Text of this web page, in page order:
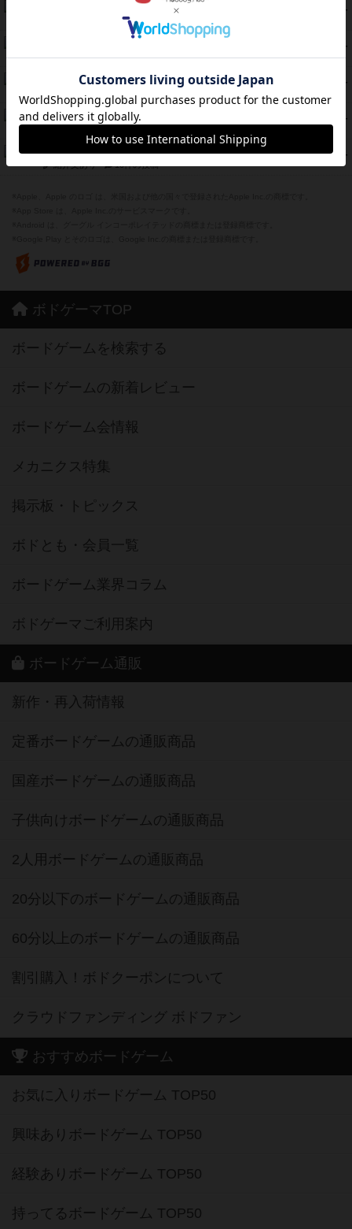
PT
エコーズ・オブ・タイム
8件の投稿
PT
紹介文あり 12件の投稿
PT
PT
Bitter End ブタペスト救出作戦
42 PT
ドコジャン
紹介文あり 10件の投稿
ボドゲーマTOP
ボードゲームを検索する
ボードゲームの新着レビュー
ボードゲーム会情報
メカニクス特集
掲示板・トピックス
ボドとも・会員一覧
ボードゲーム業界コラム
ボドゲーマご利用案内
ボードゲーム通販
新作・再入荷情報
定番ボードゲームの通販商品
国産ボードゲームの通販商品
子供向けボードゲームの通販商品
2人用ボードゲームの通販商品
20分以下のボードゲームの通販商品
60分以上のボードゲームの通販商品
割引購入！ボドクーポンについて
クラウドファンディング ボドファン
おすすめボードゲーム
お気に入りボードゲーム TOP50
興味ありボードゲーム TOP50
経験ありボードゲーム TOP50
持ってるボードゲーム TOP50